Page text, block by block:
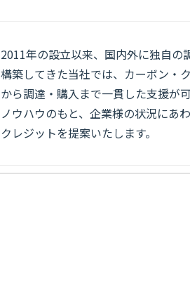
2011年の設立以来、国内外に独自の
構築してきた当社では、カーボン・
から調達・購入まで一貫した支援が
ノウハウのもと、企業様の状況にあ
クレジットを提案いたします。